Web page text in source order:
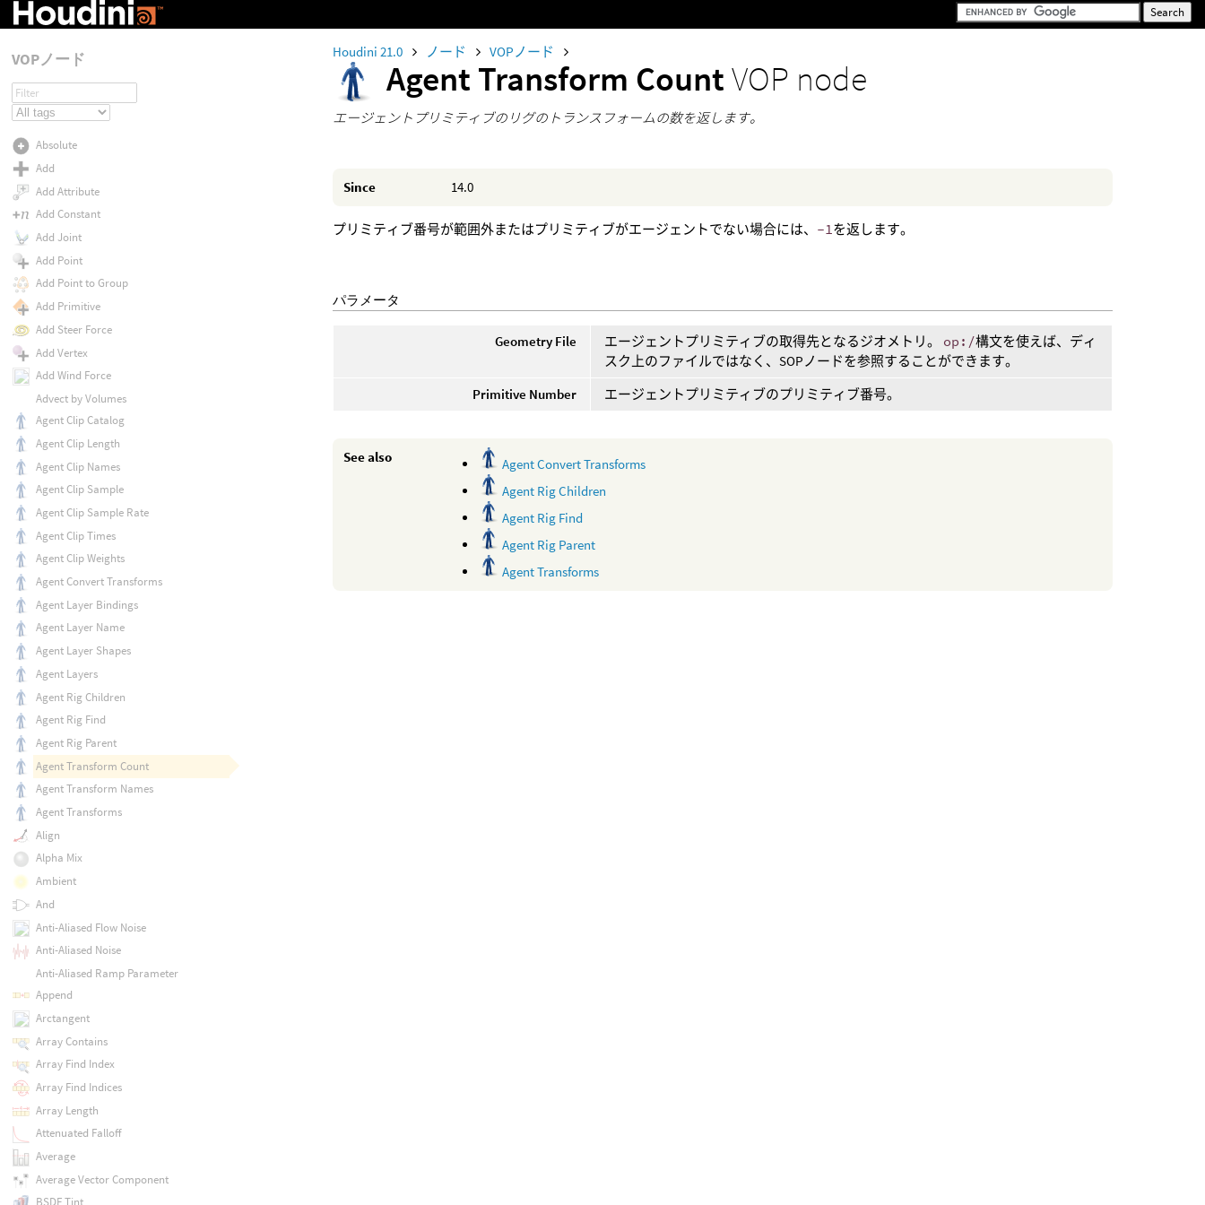
Houdini 21.0 ノード VOPノード
Agent Transform CountVOP node
エージェントプリミティブのリグのトランスフォームの数を返します。
Since 14.0
プリミティブ番号が範囲外またはプリミティブがエージェントでない場合には、 -1を返します。
パラメータ
Geometry File エージェントプリミティブの取得先となるジオメトリ。 op:/構文を使えば、ディ
スク上のファイルではなく、SOPノードを参照することができます。
Primitive Number
エージェントプリミティブのプリミティブ番号。
See also
Agent Convert Transforms
Agent Rig Children
Agent Rig Find
Agent Rig Parent
Agent Transforms
VOPノード
Absolute
Add
Add Attribute
Add Constant
Add Joint
Add Point
Add Point to Group
Add Primitive
Add Steer Force
Add Vertex
Add Wind Force
Advect by Volumes
Agent Clip Catalog
Agent Clip Length
Agent Clip Names
Agent Clip Sample
Agent Clip Sample Rate
Agent Clip Times
Agent Clip Weights
Agent Convert Transforms
Agent Layer Bindings
Agent Layer Name
Agent Layer Shapes
Agent Layers
Agent Rig Children
Agent Rig Find
Agent Rig Parent
Agent Transform Count
Agent Transform Names
Agent Transforms
Align
Alpha Mix
Ambient
And
Anti-Aliased Flow Noise
Anti-Aliased Noise
Anti-Aliased Ramp Parameter
Append
Arctangent
Array Contains
Array Find Index
Array Find Indices
Array Length
Attenuated Falloff
Average
Average Vector Component